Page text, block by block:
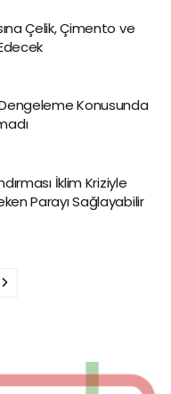
Çelik, Çimento ve
Konusunda
İklim Kriziyle
Parayı Sağlayabilir